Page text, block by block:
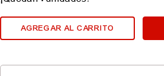
AGREGAR AL CARRITO